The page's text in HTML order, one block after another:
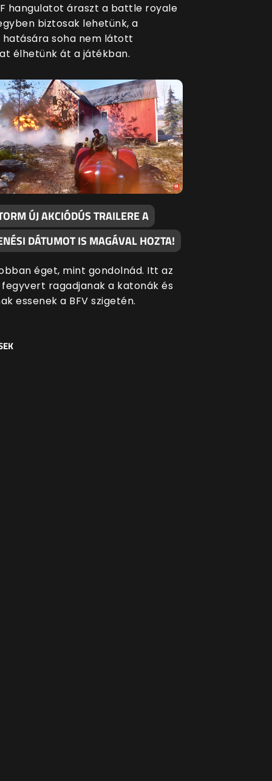
hangulatot áraszt a battle royale
biztosak lehetünk, a
soha nem látott
élhetünk át a játékban.
ÚJ AKCIÓDÚS TRAILERE A
DÁTUMOT IS MAGÁVAL HOZTA!
éget, mint gondolnád. Itt az
fegyvert ragadjanak a katonák és
essenek a BFV szigetén.